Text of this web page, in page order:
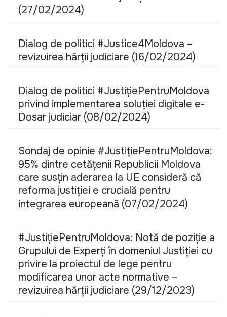
(27/02/2024)
Dialog de politici #Justice4Moldova –
revizuirea hărții judiciare (16/02/2024)
Dialog de politici #JustițiePentruMoldova
privind implementarea soluției digitale e-
Dosar judiciar (08/02/2024)
Sondaj de opinie #JustițiePentruMoldova:
95% dintre cetățenii Republicii Moldova
care susțin aderarea la UE consideră că
reforma justiției e crucială pentru
integrarea europeană (07/02/2024)
#JustițiePentruMoldova: Notă de poziție a
Grupului de Experți în domeniul Justiției cu
privire la proiectul de lege pentru
modificarea unor acte normative –
revizuirea hărții judiciare (29/12/2023)